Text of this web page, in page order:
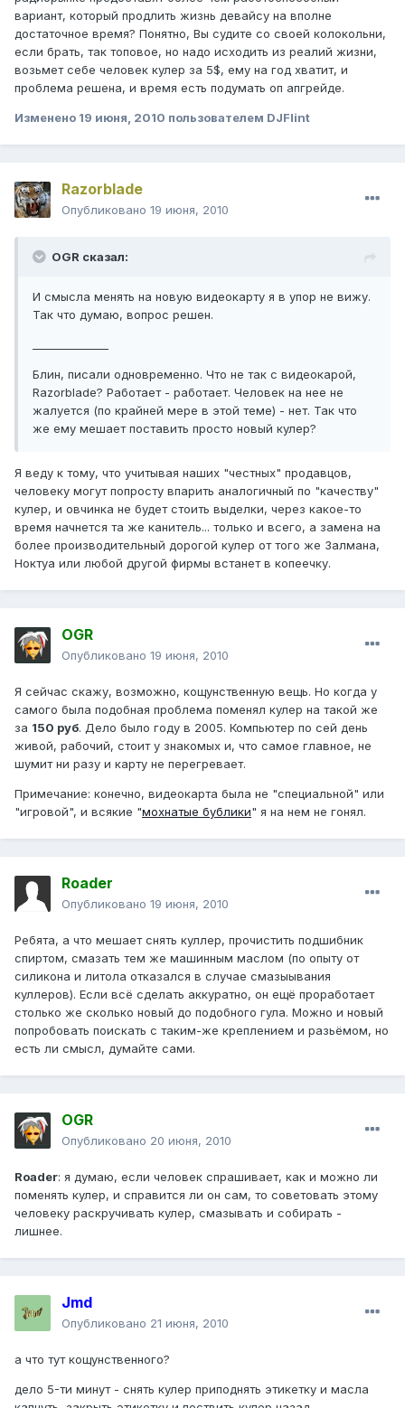
вариант, который продлить жизнь девайсу на вполне
достаточное время? Понятно, Вы судите со своей колокольни,
если брать, так топовое, но надо исходить из реалий жизни,
возьмет себе человек кулер за 5$, ему на год хватит, и
проблема решена, и время есть подумать оп апгрейде.
Изменено 19 июня, 2010 пользователем DJFlint
Razorblade
Опубликовано 19 июня, 2010
OGR сказал:
И смысла менять на новую видеокарту я в упор не вижу.
Так что думаю, вопрос решен.
Блин, писали одновременно. Что не так с видеокарой,
Razorblade? Работает - работает. Человек на нее не
жалуется (по крайней мере в этой теме) - нет. Так что
же ему мешает поставить просто новый кулер?
Я веду к тому, что учитывая наших "честных" продавцов,
человеку могут попросту впарить аналогичный по "качеству"
кулер, и овчинка не будет стоить выделки, через какое-то
время начнется та же канитель... только и всего, а замена на
более производительный дорогой кулер от того же Залмана,
Ноктуа или любой другой фирмы встанет в копеечку.
OGR
Опубликовано 19 июня, 2010
Я сейчас скажу, возможно, кощунственную вещь. Но когда у
самого была подобная проблема поменял кулер на такой же
за 150 руб. Дело было году в 2005. Компьютер по сей день
живой, рабочий, стоит у знакомых и, что самое главное, не
шумит ни разу и карту не перегревает.
Примечание: конечно, видеокарта была не "специальной" или
"игровой", и всякие "мохнатые бублики" я на нем не гонял.
Roader
Опубликовано 19 июня, 2010
Ребята, а что мешает снять куллер, прочистить подшибник
спиртом, смазать тем же машинным маслом (по опыту от
силикона и литола отказался в случае смазыывания
куллеров). Если всё сделать аккуратно, он ещё проработает
столько же сколько новый до подобного гула. Можно и новый
попробовать поискать с таким-же креплением и разьёмом, но
есть ли смысл, думайте сами.
OGR
Опубликовано 20 июня, 2010
Roader: я думаю, если человек спрашивает, как и можно ли
поменять кулер, и справится ли он сам, то советовать этому
человеку раскручивать кулер, смазывать и собирать -
лишнее.
Jmd
Опубликовано 21 июня, 2010
а что тут кощунственного?
дело 5-ти минут - снять кулер приподнять этикетку и масла